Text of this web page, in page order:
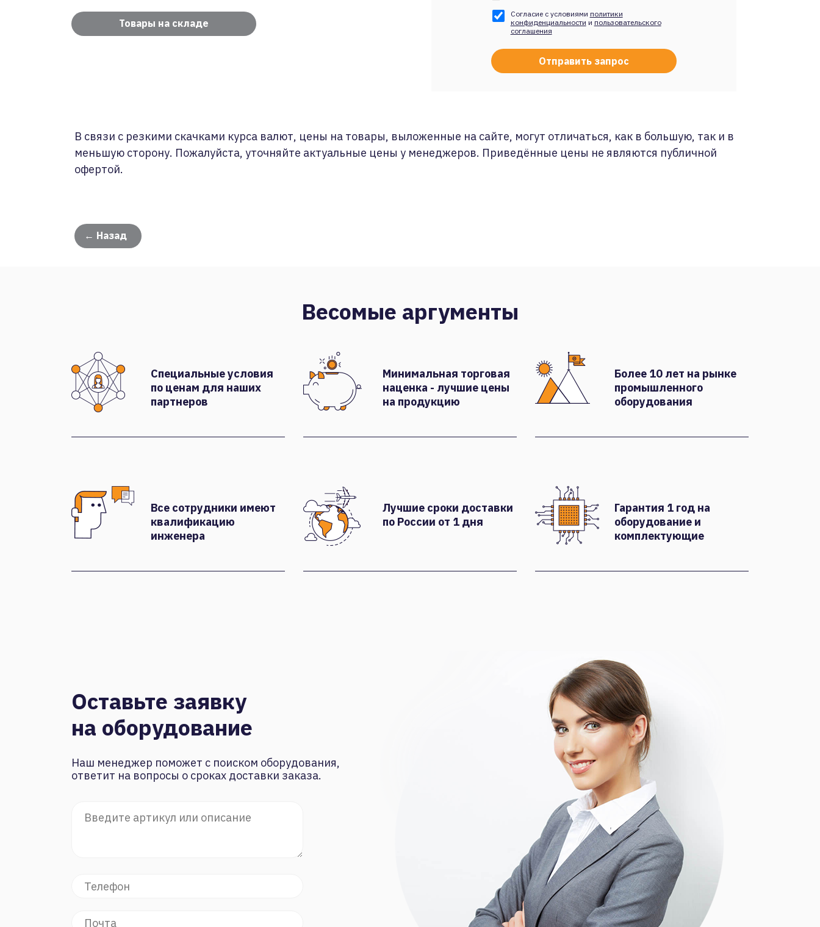
Товары на складе
Согласие с условиями политики
конфиденциальности и пользовательского
соглашения
В связи с резкими скачками курса валют, цены на товары, выложенные на сайте, могут отличаться, как в большую, так и в
меньшую сторону. Пожалуйста, уточняйте актуальные цены у менеджеров. Приведённые цены не являются публичной
офертой.
← Назад
Весомые аргументы
Специальные условия
по ценам для наших
партнеров
Минимальная торговая
наценка - лучшие цены
на продукцию
Более 10 лет на рынке
промышленного
оборудования
Все сотрудники имеют
квалификацию
инженера
Лучшие сроки доставки
по России от 1 дня
Гарантия 1 год на
оборудование и
комплектующие
Оставьте заявку
на оборудование
Наш менеджер поможет с поиском оборудования,
ответит на вопросы о сроках доставки заказа.